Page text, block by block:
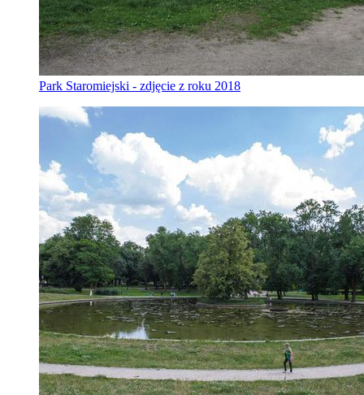
Park Staromiejski - zdjęcie z roku 2018